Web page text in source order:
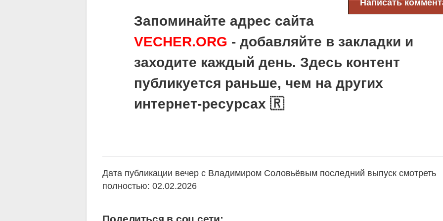
Написать
Запоминайте адрес сайта
VECHER.ORG - добавляйте в закладки и
заходите каждый день. Здесь контент
публикуется раньше, чем на других
интернет-ресурсах 🇷
Дата публикации вечер с Владимиром Соловьёвым последний выпуск смотреть
полностью: 02.02.2026